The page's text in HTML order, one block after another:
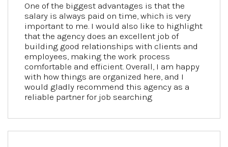
One of the biggest advantages is that the
salary is always paid on time, which is very
important to me. I would also like to highlight
that the agency does an excellent job of
building good relationships with clients and
employees, making the work process
comfortable and efficient. Overall, I am happy
with how things are organized here, and I
would gladly recommend this agency as a
reliable partner for job searching